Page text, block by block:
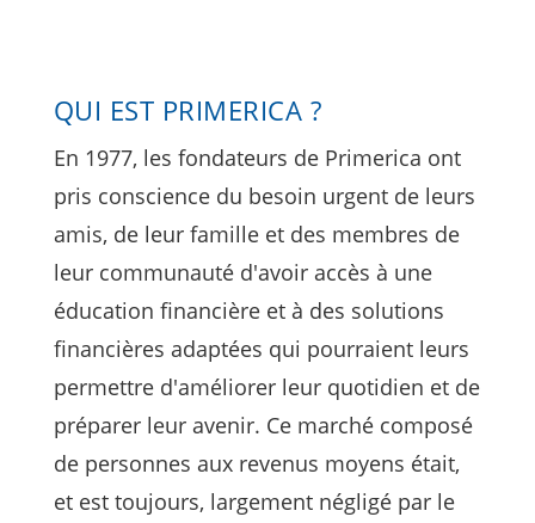
QUI EST PRIMERICA ?
En 1977, les fondateurs de Primerica ont
pris conscience du besoin urgent de leurs
amis, de leur famille et des membres de
leur communauté d'avoir accès à une
éducation financière et à des solutions
financières adaptées qui pourraient leurs
permettre d'améliorer leur quotidien et de
préparer leur avenir. Ce marché composé
de personnes aux revenus moyens était,
et est toujours, largement négligé par le